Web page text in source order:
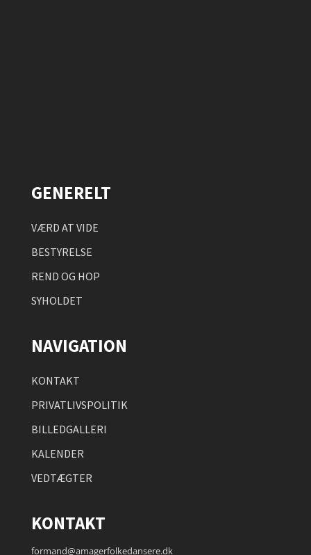
GENERELT
VÆRD AT VIDE
BESTYRELSE
REND OG HOP
SYHOLDET
NAVIGATION
KONTAKT
PRIVATLIVSPOLITIK
BILLEDGALLERI
KALENDER
VEDTÆGTER
KONTAKT
formand@amagerfolkedansere.dk